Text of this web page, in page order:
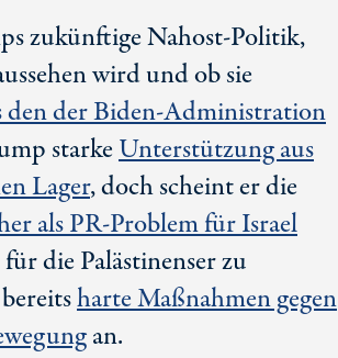
zukünftige Nahost-Politik,
wird und ob sie
den der Biden-Administration
starkeUnterstützung aus
Lager, doch scheint er die
alsPR-Problemfür Israel
die Palästinenser zu
harte Maßnahmen gegen
an.